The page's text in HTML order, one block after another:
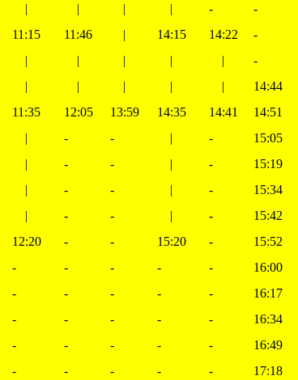
| | | | - -
11:15 11:46 | 14:15 14:22 -
| | | | | -
| | | | | 14:44
11:35 12:05 13:59 14:35 14:41 14:51
| - - | - 15:05
| - - | - 15:19
| - - | - 15:34
| - - | - 15:42
12:20 - - 15:20 - 15:52
- - - - - 16:00
- - - - - 16:17
- - - - - 16:34
- - - - - 16:49
- - - - - 17:18